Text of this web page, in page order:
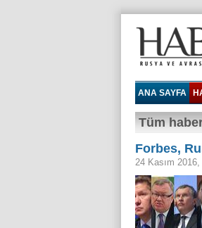
ANA SAYFA
Tüm
Forbes,
24 Kasım